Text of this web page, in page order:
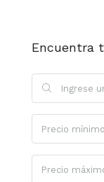
Encuentra